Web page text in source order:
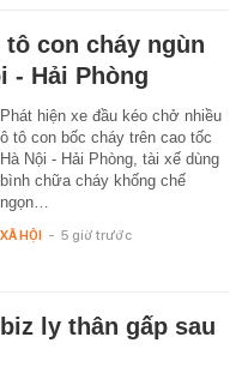
con cháy ngùn
- Hải Phòng
Phát hiện xe đầu kéo chở nhiều
ô tô con bốc cháy trên cao tốc
Hà Nội - Hải Phòng, tài xế dùng
bình chữa cháy khống chế
ngọn…
XÃ HỘI - 5 giờ trước
ly thân gấp sau